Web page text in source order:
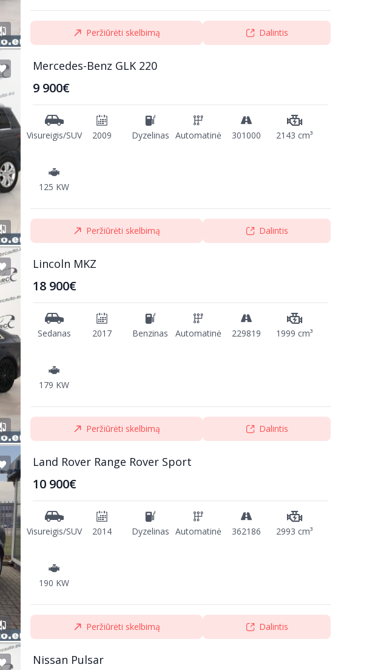
Peržiūrėti skelbimą Dalintis
Mercedes-Benz GLK 220
9 900€
Visureigis/SUV 2009 Dyzelinas Automatinė 301000 2143 cm³
125 KW
Peržiūrėti skelbimą Dalintis
Lincoln MKZ
18 900€
Sedanas 2017 Benzinas Automatinė 229819 1999 cm³
179 KW
Peržiūrėti skelbimą Dalintis
Land Rover Range Rover Sport
10 900€
Visureigis/SUV 2014 Dyzelinas Automatinė 362186 2993 cm³
190 KW
Peržiūrėti skelbimą Dalintis
Nissan Pulsar